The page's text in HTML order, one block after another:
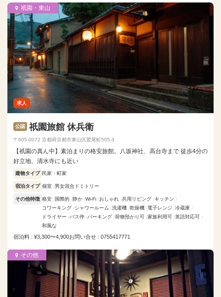
公認 祇園旅館 休兵衛
〒605-0072 京都府京都市東山区鷲尾町505-3
祇園・東山
【祇園の真ん中】素泊まりの格安旅館。八坂神社、高台寺まで 徒歩4分の
好立地、清水寺にも近い
建物タイプ 民家・町家
宿泊タイプ 個室 男女混合ドミトリー
その他特徴 格安 国際的 静か Wi-Fi おしゃれ 共用リビング
キッチン
コワーキング
シャワールーム 洗濯機 乾燥機 電子レンジ
冷蔵庫
ドライヤー
バス停 パーキング 荷物預かり可 家族利用可 英語対応可
和風な
宿泊料 : ¥3,300〜4,900お問い合せ : 0755417771
求人
その他